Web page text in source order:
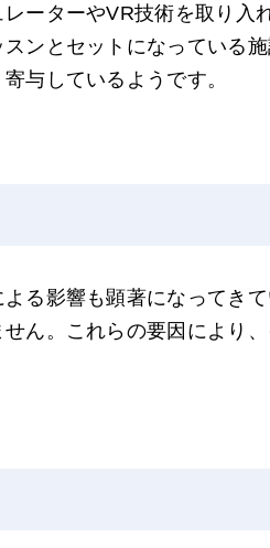
ーターやVR技術を取り入
ンとセットになっている
与しているようです。
る影響も顕著になってき
ん。これらの要因により